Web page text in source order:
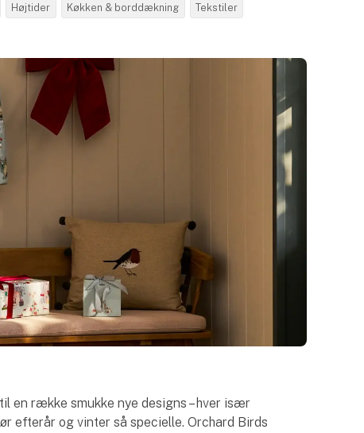
Højtider Køkken & borddækning Tekstiler
en række smukke nye designs – hver især
efterår og vinter så specielle. Orchard Birds